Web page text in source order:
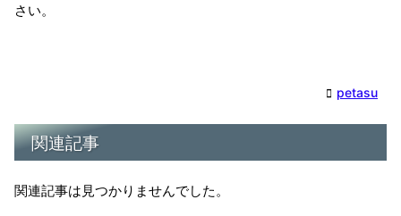
さい。
petasu
関連記事
関連記事は見つかりませんでした。